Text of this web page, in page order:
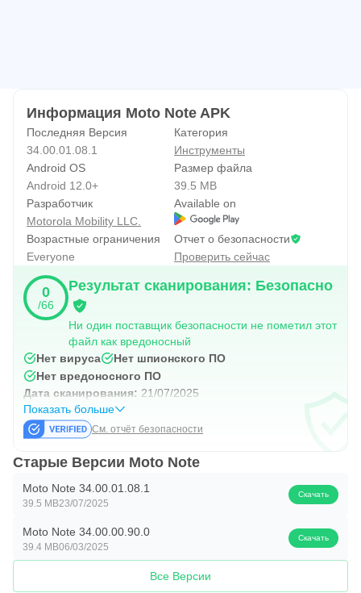
Информация Moto Note APK
Последняя Версия
34.00.01.08.1
Категория
Инструменты
Android OS
Android 12.0+
Размер файла
39.5 MB
Разработчик
Motorola Mobility LLC.
Available on
Возрастные ограничения
Everyone
Отчет о безопасности
Проверить сейчас
0
/66
Результат сканирования: Безопасно
Ни один поставщик безопасности не пометил этот
файл как вредоносный
Нет вируса
Нет шпионского ПО
Нет вредоносного ПО
Дата сканирования: 21/07/2025
Показать больше
См. отчёт безопасности
Старые Версии Moto Note
Moto Note 34.00.01.08.1
39.5 MB23/07/2025
Скачать
Moto Note 34.00.00.90.0
39.4 MB06/03/2025
Скачать
Все Версии